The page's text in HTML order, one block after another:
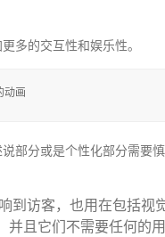
多的交互性和娱乐性。
动画
部分或是个性化部分需要
访客，也用在包括视
且它们不需要任何的用